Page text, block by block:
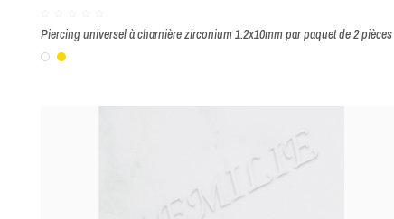
Piercing universel à charnière zirconium 1.2x10mm par paquet de 2 pièces
Blanc
Or